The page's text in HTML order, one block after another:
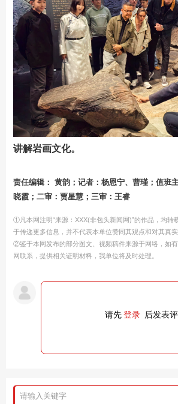
讲解岩画文化。
责任编辑： 黄韵；记者：杨恩宁、曹瑾；值班
晓霞；二审：贾星慧；三审：王睿
①凡本网注明“来源：XXX(非包头新闻网)”的作品，均转
于传递更多信息，并不代表本单位赞同其观点和对其真实
②鉴于本网发布的部分图文、视频稿件来源于网络，如
网联系，提供相关证明材料，我单位将及时处理。
请先登录 后发表